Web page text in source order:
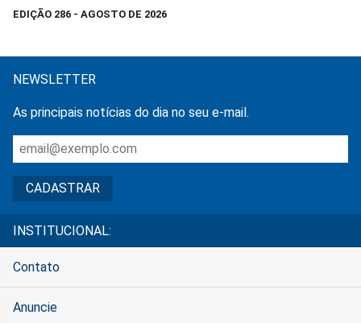
EDIÇÃO 286 - AGOSTO DE 2026
NEWSLETTER
As principais notícias do dia no seu e-mail.
INSTITUCIONAL:
Contato
Anuncie